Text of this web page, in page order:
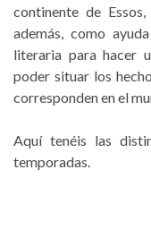
continente de
además, como
literaria para hacer
poder situar los
corresponden en el
Aquí tenéis las
temporadas.